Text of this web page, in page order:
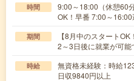
時間
9:00～18:00（休憩60
OK！早番 7:00～
期間
【8月中のスタート
2～3日後に就業が可能
時給
無資格未経験：時給
日収9840円以上